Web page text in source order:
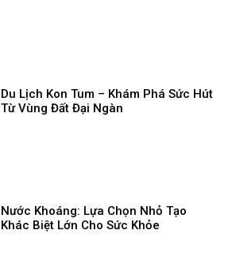
Du Lịch Kon Tum – Khám Phá Sức Hút
Từ Vùng Đất Đại Ngàn
Nước Khoáng: Lựa Chọn Nhỏ Tạo
Khác Biệt Lớn Cho Sức Khỏe